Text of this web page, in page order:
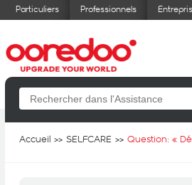
Particuliers Professionnels
Accueil SELFCARE Question: «